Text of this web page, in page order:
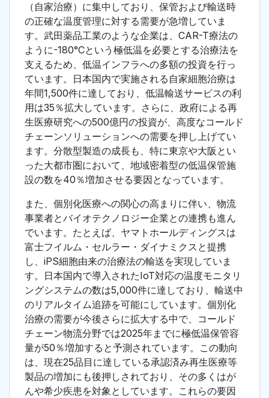
（自家治療）に集中しており、保管および輸送時
の正確な温度管理に対する需要が急増していま
す。武田薬品工業のような企業は、CAR-T療法の
ように-180°Cという極低温を必要とする治療法を
支えるため、低温インフラへの多額の投資を行っ
ています。日本国内で実施される自家細胞治療は
年間1,500件に達しており、低温輸送サービスの利
用は35％拡大しています。さらに、政府による再
生医療研究への500億円の投資が、高度なコールド
チェーンソリューションへの需要を押し上げてい
ます。分散型製造の成長も、特に東京や大阪とい
った大都市圏において、地域密着型の低温保管施
設の数を40％増加させる要因となっています。
また、個別化医療への関心の高まりに伴い、物流
事業者とバイオテクノロジー企業との連携も進ん
でいます。たとえば、ヤマトホールディングスは
富士フイルム・セルラー・ダイナミクスと提携
し、iPS細胞由来の治療法の輸送を実現していま
す。日本国内で導入されたIoT対応の温度モニタリ
ングシステムの数は5,000件に達しており、輸送中
のリアルタイム追跡を可能にしています。個別化
治療の需要が今後さらに拡大する中で、コールド
チェーン物流分野では2025年までに極低温保管容
量が50％増加すると予測されています。この動向
は、現在25品目に達している承認済み再生医療等
製品の増加にも後押しされており、その多くはが
んや希少疾患を対象としています。これらの要因